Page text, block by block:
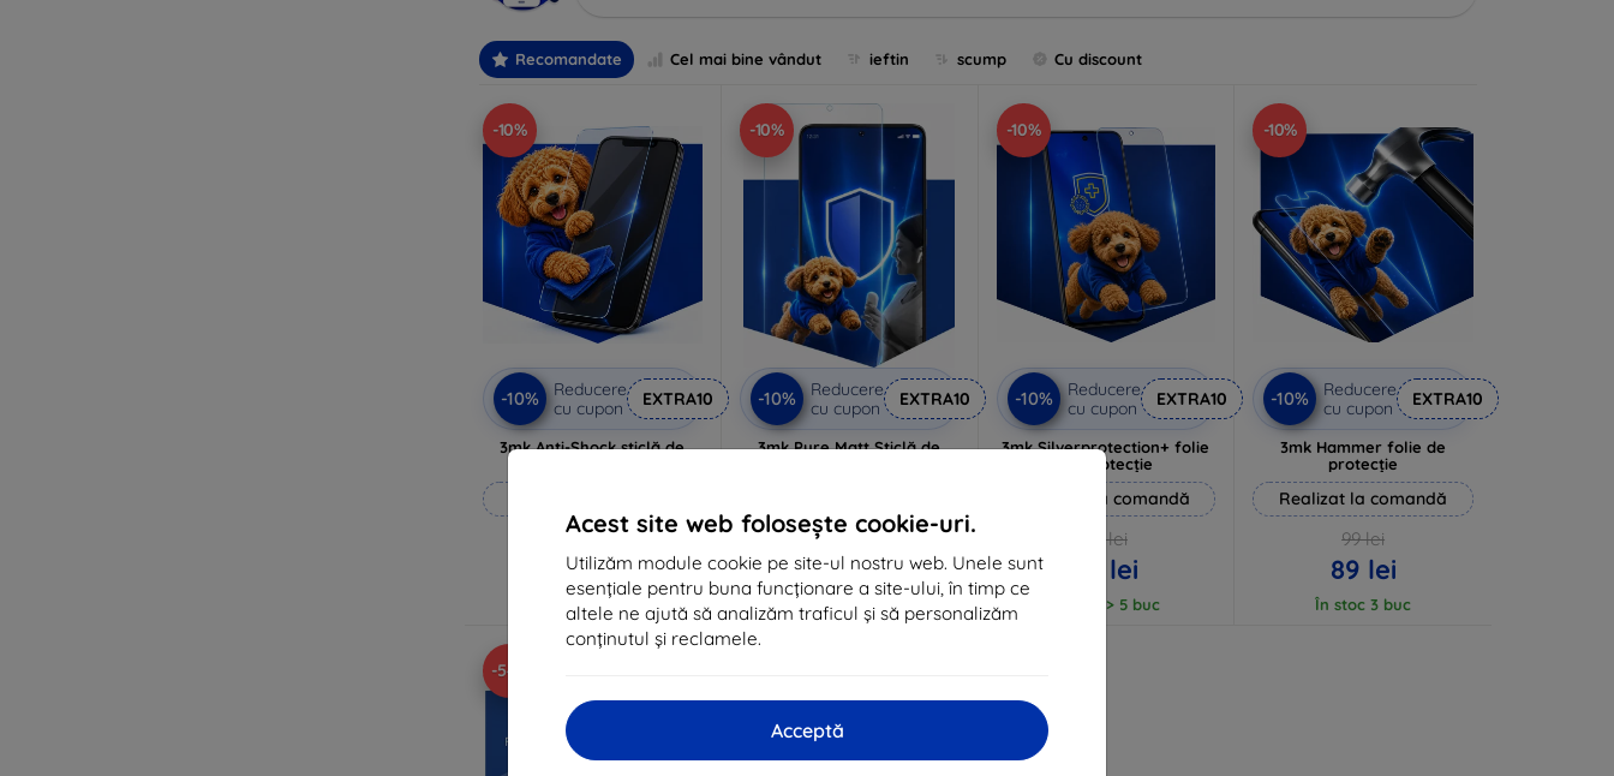
Acest site web folosește cookie-uri.
Utilizăm module cookie pe site-ul nostru web. Unele sunt
esențiale pentru buna funcționare a site-ului, în timp ce
altele ne ajută să analizăm traficul și să personalizăm
conținutul și reclamele.
Acceptă
Recomandate Cel mai bine vândut ieftin scump Cu discount
-10%
-10%
Reducere
cu cupon
EXTRA10
3mk Anti-Shock sticlă de
84 lei
76 lei
În stoc > 5 buc
-10%
-10%
Reducere
cu cupon
EXTRA10
3mk Pure Matt Sticlă de
63 lei
57 lei
În stoc > 5 buc
-10%
-10%
Reducere
cu cupon
EXTRA10
3mk Silverprotection+ folie
de protecție
Realizat la comandă
94 lei
85 lei
În stoc > 5 buc
-10%
-10%
Reducere
cu cupon
EXTRA10
3mk Hammer folie de
protecție
Realizat la comandă
99 lei
89 lei
În stoc 3 buc
-54%